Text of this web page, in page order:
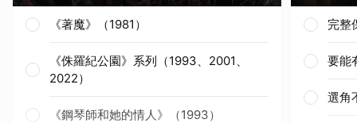
《著魔》（1981）
《侏羅紀公園》系列（1993、2001、
2022）
《鋼琴師和她的情人》（1993）
完整
要能
選角